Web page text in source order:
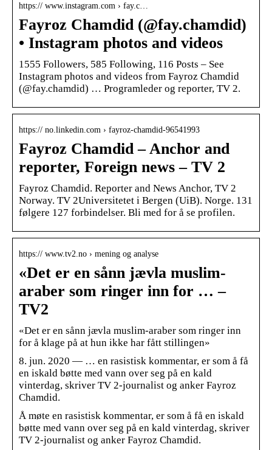
https:// www.instagram.com › fay.c…
Fayroz Chamdid (@fay.chamdid)
• Instagram photos and videos
1555 Followers, 585 Following, 116 Posts – See
Instagram photos and videos from Fayroz Chamdid
(@fay.chamdid) … Programleder og reporter, TV 2.
https:// no.linkedin.com › fayroz-chamdid-96541993
Fayroz Chamdid – Anchor and
reporter, Foreign news – TV 2
Fayroz Chamdid. Reporter and News Anchor, TV 2
Norway. TV 2Universitetet i Bergen (UiB). Norge. 131
følgere 127 forbindelser. Bli med for å se profilen.
https:// www.tv2.no › mening og analyse
«Det er en sånn jævla muslim-
araber som ringer inn for … –
TV2
«Det er en sånn jævla muslim-araber som ringer inn
for å klage på at hun ikke har fått stillingen»
8. jun. 2020 — … en rasistisk kommentar, er som å få
en iskald bøtte med vann over seg på en kald
vinterdag, skriver TV 2-journalist og anker Fayroz
Chamdid.
Å møte en rasistisk kommentar, er som å få en iskald
bøtte med vann over seg på en kald vinterdag, skriver
TV 2-journalist og anker Fayroz Chamdid.